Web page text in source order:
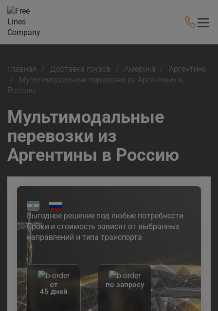
Главная Доставка грузов Америка
Аргентина
Мультимодальные перевозки из Аргентины в
Россию
Мультимодальные
перевозки из
Аргентины в Россию
Выгодное решение под любые потребности
Сроки и стоимость зависят от выбранных
направлений и типа транспорта
от
45 дней
по запросу